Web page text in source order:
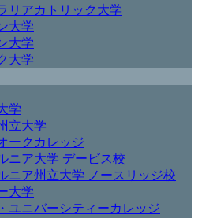
リアカトリック大学
大学
大学
大学
学
立大学
ークカレッジ
ニア大学 デービス校
ニア州立大学 ノースリッジ校
大学
ユニバーシティーカレッジ